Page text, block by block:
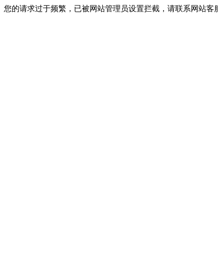
您的请求过于频繁，已被网站管理员设置拦截，请联系网站客